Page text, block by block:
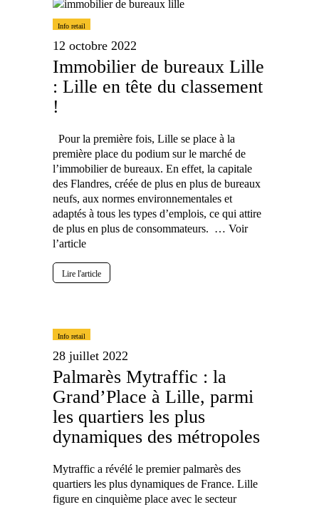
Info retail
12 octobre 2022
Immobilier de bureaux Lille
: Lille en tête du classement
!
Pour la première fois, Lille se place à la
première place du podium sur le marché de
l’immobilier de bureaux. En effet, la capitale
des Flandres, créée de plus en plus de bureaux
neufs, aux normes environnementales et
adaptés à tous les types d’emplois, ce qui attire
de plus en plus de consommateurs. … Voir
l’article
Lire l'article
Info retail
28 juillet 2022
Palmarès Mytraffic : la
Grand’Place à Lille, parmi
les quartiers les plus
dynamiques des métropoles
Mytraffic a révélé le premier palmarès des
quartiers les plus dynamiques de France. Lille
figure en cinquième place avec le secteur